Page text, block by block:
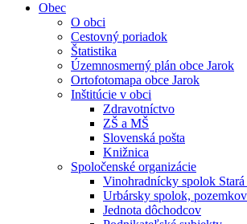
Obec
O obci
Cestovný poriadok
Štatistika
Územnosmerný plán obce Jarok
Ortofotomapa obce Jarok
Inštitúcie v obci
Zdravotníctvo
ZŠ a MŠ
Slovenská pošta
Knižnica
Spoločenské organizácie
Vinohradnícky spolok Stará
Urbársky spolok,
Jednota dôchodcov